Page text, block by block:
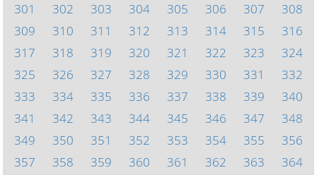
301
302 303 304 305 306 307
308
309
310 311 312 313 314 315
316
317
318 319 320 321 322 323
324
325
326 327 328 329 330 331
332
333
334 335 336 337 338 339
340
341
342 343 344 345 346 347
348
349
350 351 352 353 354 355
356
357
358 359 360 361 362 363 364